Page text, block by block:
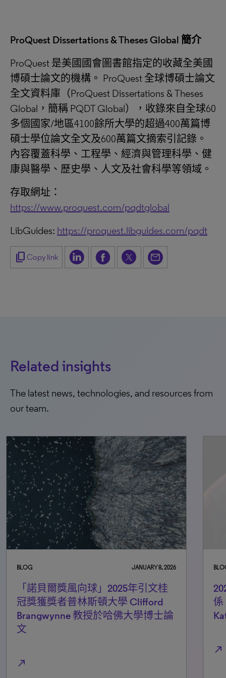
ProQuest Dissertations & Theses Global 簡介
ProQuest 是美國國會圖書館指定的收藏全美國
博碩士論文的機構。 ProQuest 全球博碩士論文
全文資料庫（ProQuest Dissertations & Theses
Global，簡稱 PQDT Global），收錄來自全球60
多個國家/地區4100餘所大學的超過400萬篇博
碩士學位論文全文及600萬篇文摘索引記錄。
內容覆蓋科學、工程學、經濟與管理科學、健
康與醫學、歷史學、人文及社會科學等領域。
存取網址：
https://www.proquest.com/pqdtglobal
LibGuides: https://proquest.libguides.com/pqdt
content_copy Copy link
Related insights
The latest news, technologies, and resources from
our team.
BLOG JANUARY 8, 2026
「諾貝爾獎風向球」2025年引文桂
冠獎獲獎者普林斯頓大學 Clifford
Brangwynne 教授於哈佛大學博士論
文
north_east
係
north_east